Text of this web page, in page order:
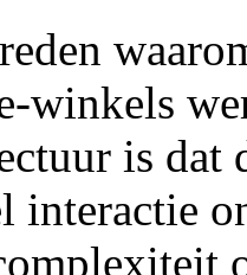
winkels
is dat